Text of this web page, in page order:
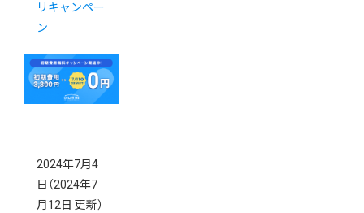
リキャンペー
ン
2024年7月4
日 （2024年7
月12日 更新）